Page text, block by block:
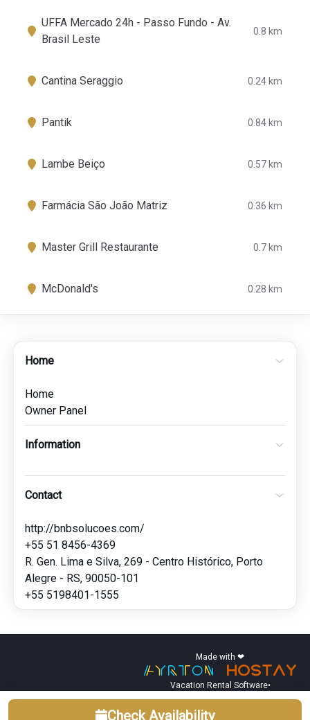
UFFA Mercado 24h - Passo Fundo - Av.
Brasil Leste
0.8 km
Cantina Seraggio 0.24 km
Pantik 0.84 km
Lambe Beiço 0.57 km
Farmácia São João Matriz 0.36 km
Master Grill Restaurante 0.7 km
McDonald's 0.28 km
Home
Home
Owner Panel
Information
Contact
http://bnbsolucoes.com/
+55 51 8456-4369
R. Gen. Lima e Silva, 269 - Centro Histórico, Porto
Alegre - RS, 90050-101
+55 5198401-1555
Made with ❤
Vacation Rental Software•
Check Availability